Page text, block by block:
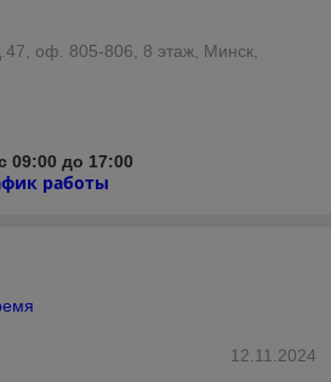
оф. 805-806, 8 этаж, Минск,
09:00 до 17:00
работы
12.11.2024